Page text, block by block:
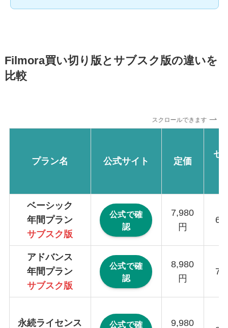
Filmora買い切り版とサブスク版の違いを
比較
スクロールできます
プラン名 公式サイト 定価
セ
ベーシック
年間プラン
サブスク版
公式で確
認
7,980
円
アドバンス
年間プラン
サブスク版
公式で確
認
8,980
円
永続ライセンス 公式で確 9,980